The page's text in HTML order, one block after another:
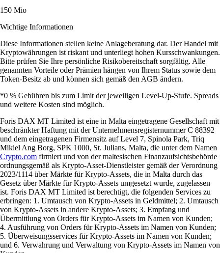
150 Mio
Wichtige Informationen
Diese Informationen stellen keine Anlageberatung dar. Der Handel mit
Kryptowährungen ist riskant und unterliegt hohen Kursschwankungen.
Bitte prüfen Sie Ihre persönliche Risikobereitschaft sorgfältig. Alle
genannten Vorteile oder Prämien hängen von Ihrem Status sowie dem
Token-Besitz ab und können sich gemäß den AGB ändern.
*0 % Gebühren bis zum Limit der jeweiligen Level-Up-Stufe. Spreads
und weitere Kosten sind möglich.
Foris DAX MT Limited ist eine in Malta eingetragene Gesellschaft mit
beschränkter Haftung mit der Unternehmensregisternummer C 88392
und dem eingetragenen Firmensitz auf Level 7, Spinola Park, Triq
Mikiel Ang Borg, SPK 1000, St. Julians, Malta, die unter dem Namen
Crypto.com firmiert und von der maltesischen Finanzaufsichtsbehörde
ordnungsgemäß als Krypto-Asset-Dienstleister gemäß der Verordnung
2023/1114 über Märkte für Krypto-Assets, die in Malta durch das
Gesetz über Märkte für Krypto-Assets umgesetzt wurde, zugelassen
ist. Foris DAX MT Limited ist berechtigt, die folgenden Services zu
erbringen: 1. Umtausch von Krypto-Assets in Geldmittel; 2. Umtausch
von Krypto-Assets in andere Krypto-Assets; 3. Empfang und
Übermittlung von Orders für Krypto-Assets im Namen von Kunden;
4. Ausführung von Orders für Krypto-Assets im Namen von Kunden;
5. Überweisungsservices für Krypto-Assets im Namen von Kunden;
und 6. Verwahrung und Verwaltung von Krypto-Assets im Namen von